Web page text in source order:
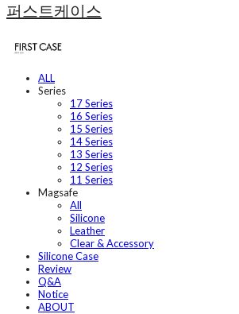
퍼스트케이스
ALL
Series
17 Series
16 Series
15 Series
14 Series
13 Series
12 Series
11 Series
Magsafe
All
Silicone
Leather
Clear & Accessory
Silicone Case
Review
Q&A
Notice
ABOUT